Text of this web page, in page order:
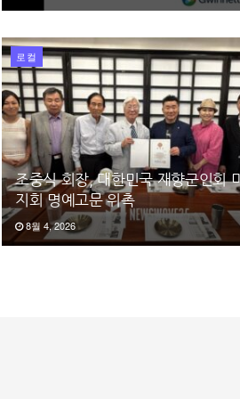
로컬
조중식 회장, 대한민국 재향군인회
지회 명예고문 위촉
8월 4, 2026